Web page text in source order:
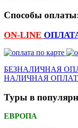
Способы
ON-LINE
БЕЗНАЛИЧНАЯ
НАЛИЧНАЯ
Туры в
ЕВРОПА